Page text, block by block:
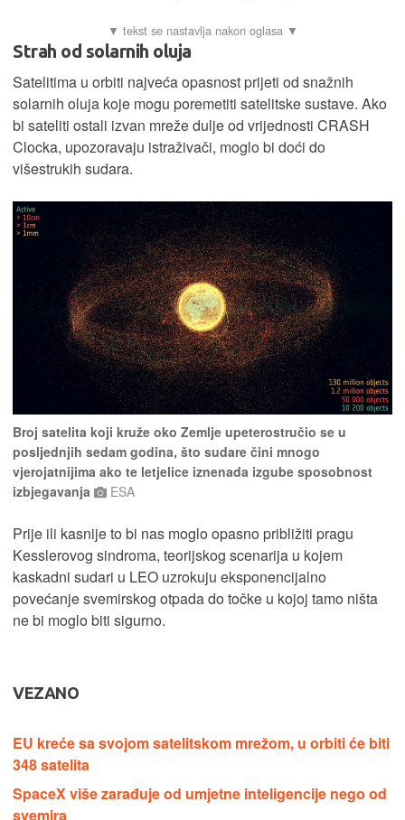
Strah od solarnih oluja
Satelitima u orbiti najveća opasnost prijeti od snažnih
solarnih oluja koje mogu poremetiti satelitske sustave. Ako
bi sateliti ostali izvan mreže dulje od vrijednosti CRASH
Clocka, upozoravaju istraživači, moglo bi doći do
višestrukih sudara.
Broj satelita koji kruže oko Zemlje upeterostručio se u
posljednjih sedam godina, što sudare čini mnogo
vjerojatnijima ako te letjelice iznenada izgube sposobnost
izbjegavanja
ESA
Prije ili kasnije to bi nas moglo opasno približiti pragu
Kesslerovog sindroma, teorijskog scenarija u kojem
kaskadni sudari u LEO uzrokuju eksponencijalno
povećanje svemirskog otpada do točke u kojoj tamo ništa
ne bi moglo biti sigurno.
VEZANO
EU kreće sa svojom satelitskom mrežom, u orbiti će biti
348 satelita
SpaceX više zarađuje od umjetne inteligencije nego od
svemira